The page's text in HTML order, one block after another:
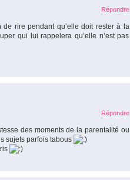
Répondre
rire pendant qu’elle doit rester à la
qui lui rappelera qu’elle n’est pas
Répondre
des moments de la parentalité ou
sujets parfois tabous